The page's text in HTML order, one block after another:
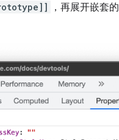
，再展开嵌套的